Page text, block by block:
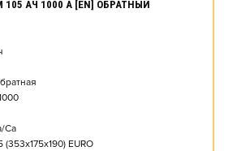
105 АЧ 1000 А [EN] ОБРАТНЫЙ
Ca
(353x175x190) EURO